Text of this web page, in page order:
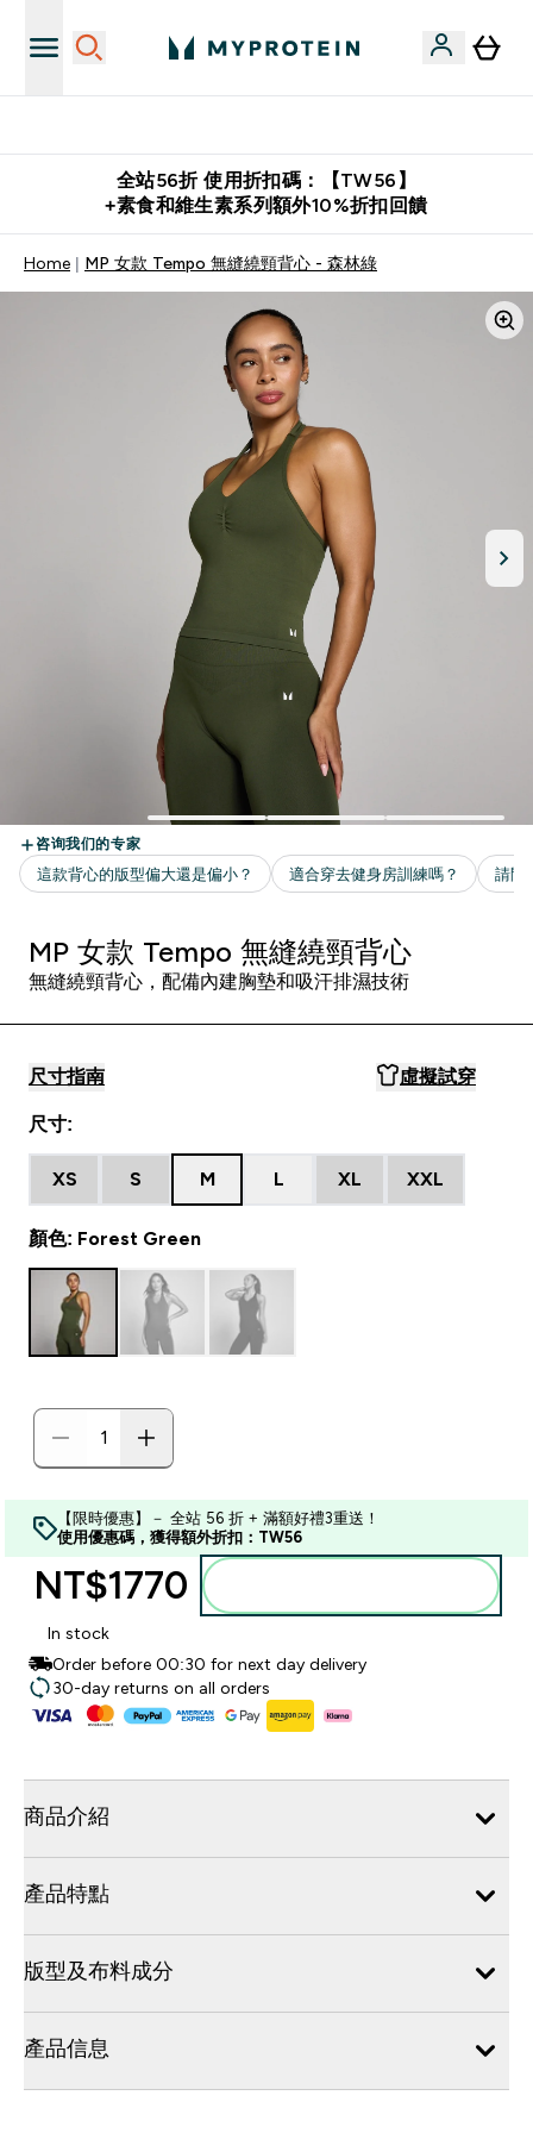
全站56折 使用折扣碼：【TW56】
+素食和維生素系列額外10%折扣回饋
Home MP 女款 Tempo 無縫繞頸背心 - 森林綠
MP 女款 Tempo 無縫繞頸背心
無縫繞頸背心，配備內建胸墊和吸汗排濕技術
尺寸指南 虛擬試穿
尺寸:
XS S M L XL XXL
顏色: Forest Green
【限時優惠】－ 全站 56 折 + 滿額好禮3重送！
使用優惠碼，獲得額外折扣：TW56
NT$1770‎
In stock
Order before 00:30 for next day delivery
30-day returns on all orders
商品介紹
產品特點
版型及布料成分
產品信息